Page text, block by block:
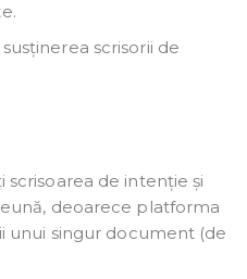
scrisorii de
de intenție și
deoarece platforma
unui singur document (de